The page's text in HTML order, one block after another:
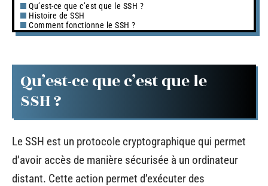
Qu’est-ce que c’est que le SSH ?
Histoire de SSH
Comment fonctionne le SSH ?
Qu’est-ce que c’est que le
SSH ?
Le SSH est un protocole cryptographique qui permet
d’avoir accès de manière sécurisée à un ordinateur
distant. Cette action permet d’exécuter des